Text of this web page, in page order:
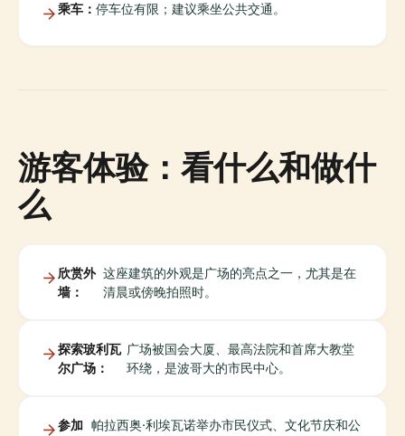
乘车： 停车位有限；建议乘坐公共交通。
游客体验：看什么和做什
么
欣赏外
墙：
这座建筑的外观是广场的亮点之一，尤其是在
清晨或傍晚拍照时。
探索玻利瓦
尔广场：
广场被国会大厦、最高法院和首席大教堂
环绕，是波哥大的市民中心。
参加 帕拉西奥·利埃瓦诺举办市民仪式、文化节庆和公